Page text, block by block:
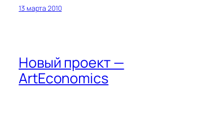
13 марта 2010
Новый проект —
ArtEconomics